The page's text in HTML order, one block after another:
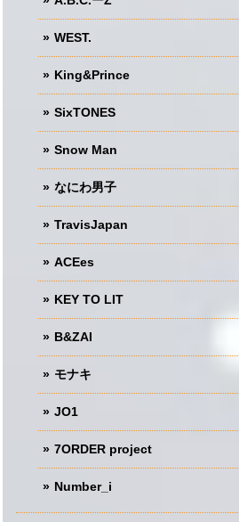
WEST.
King&Prince
SixTONES
Snow Man
なにわ男子
TravisJapan
ACEes
KEY TO LIT
B&ZAI
モナキ
JO1
7ORDER project
Number_i